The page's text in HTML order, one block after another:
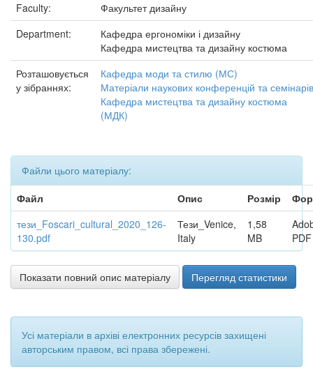
Faculty:
Факультет дизайну
Department:
Кафедра ергономіки і дизайну
Кафедра мистецтва та дизайну костюма
Розташовується
у зібраннях:
Кафедра моди та стилю (МС)
Матеріали наукових конференцій та семінарів
Кафедра мистецтва та дизайну костюма
(МДК)
Файли цього матеріалу:
Файл
Опис Розмір
тези_Foscari_cultural_2020_126-
130.pdf
Тези_Venice,
Italy
1,58
MB
PDF
Показати повний опис матеріалу Перегляд статистики
Усі матеріали в архіві електронних ресурсів захищені
авторським правом, всі права збережені.